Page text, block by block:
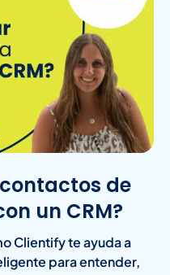
de
un CRM?
Clientify te ayuda a
para entender,